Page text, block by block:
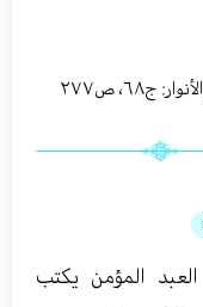
ج٦٨، ص٢٧٧
المؤمن يكتب